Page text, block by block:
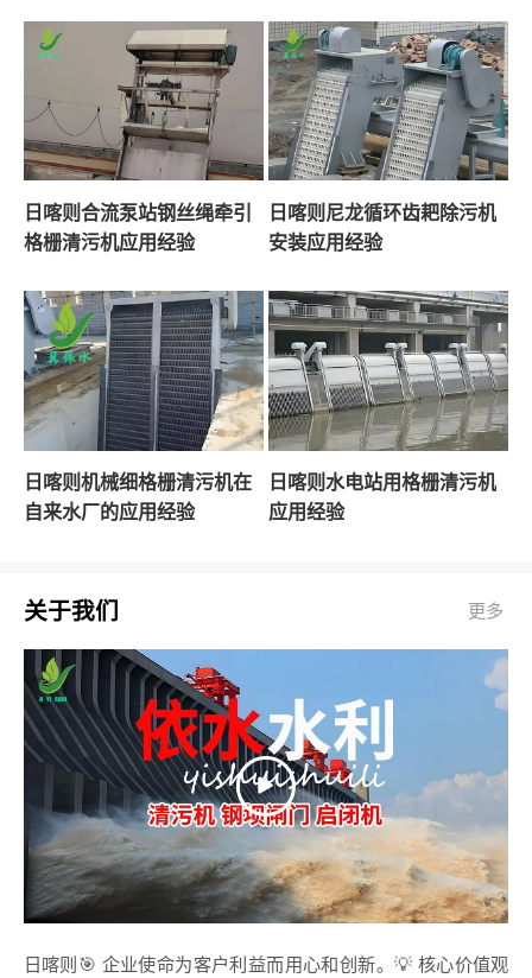
日喀则合流泵站钢丝绳牵引
格栅清污机应用经验
日喀则尼龙循环齿耙除污机
安装应用经验
日喀则机械细格栅清污机在
自来水厂的应用经验
日喀则水电站用格栅清污机
应用经验
关于我们 更多
日喀则🎯 企业使命为客户利益而用心和创新。💡 核心价值观